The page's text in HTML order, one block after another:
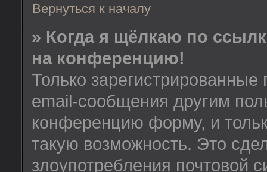
Вернуться к началу
» Когда я щёлкаю по
на конференцию!
Только зарегистрированные
email-сообщения другим
конференцию форму, и
такую возможность. Это
злоупотребления почтовой